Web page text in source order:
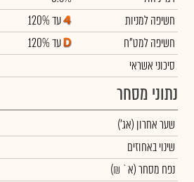
חשיפה למניות
עד 120%
חשיפה למט"ח
עד 120%
סיכוני אשראי
נתוני מסחר
שער אחרון (אג')
שינוי באחוזים
נפח מסחר(א` ₪)